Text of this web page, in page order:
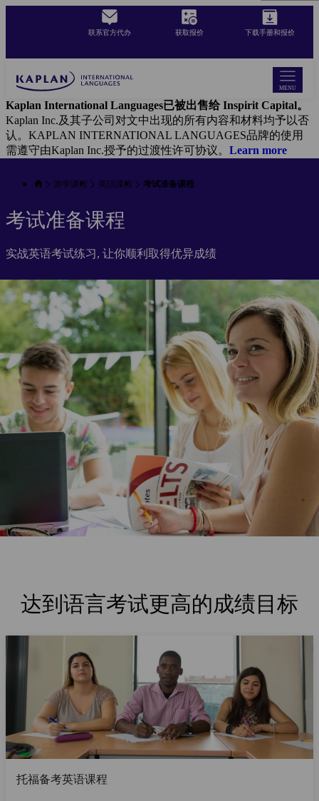
联系官方代办 获取报价 下载手册和报价
MENU
Kaplan International Languages已被出售给 Inspirit Capital。
Kaplan Inc.及其子公司对文中出现的所有内容和材料均予以否
认。KAPLAN INTERNATIONAL LANGUAGES品牌的使用
需遵守由Kaplan Inc.授予的过渡性许可协议。 Learn more
游学课程 英語課程 考试准备课程
考试准备课程
实战英语考试练习, 让你顺利取得优异成绩
达到语言考试更高的成绩目标
托福备考英语课程